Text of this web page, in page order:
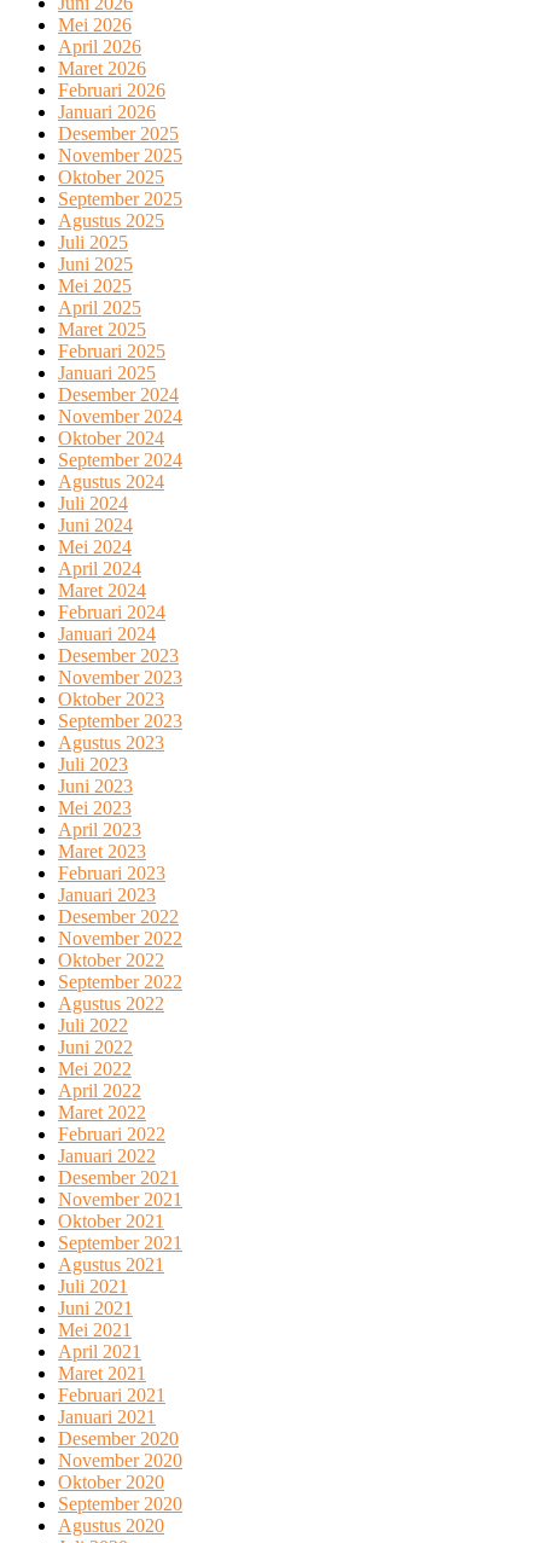
Mei 2026
April 2026
Maret 2026
Februari 2026
Januari 2026
Desember 2025
November 2025
Oktober 2025
September 2025
Agustus 2025
Juli 2025
Juni 2025
Mei 2025
April 2025
Maret 2025
Februari 2025
Januari 2025
Desember 2024
November 2024
Oktober 2024
September 2024
Agustus 2024
Juli 2024
Juni 2024
Mei 2024
April 2024
Maret 2024
Februari 2024
Januari 2024
Desember 2023
November 2023
Oktober 2023
September 2023
Agustus 2023
Juli 2023
Juni 2023
Mei 2023
April 2023
Maret 2023
Februari 2023
Januari 2023
Desember 2022
November 2022
Oktober 2022
September 2022
Agustus 2022
Juli 2022
Juni 2022
Mei 2022
April 2022
Maret 2022
Februari 2022
Januari 2022
Desember 2021
November 2021
Oktober 2021
September 2021
Agustus 2021
Juli 2021
Juni 2021
Mei 2021
April 2021
Maret 2021
Februari 2021
Januari 2021
Desember 2020
November 2020
Oktober 2020
September 2020
Agustus 2020